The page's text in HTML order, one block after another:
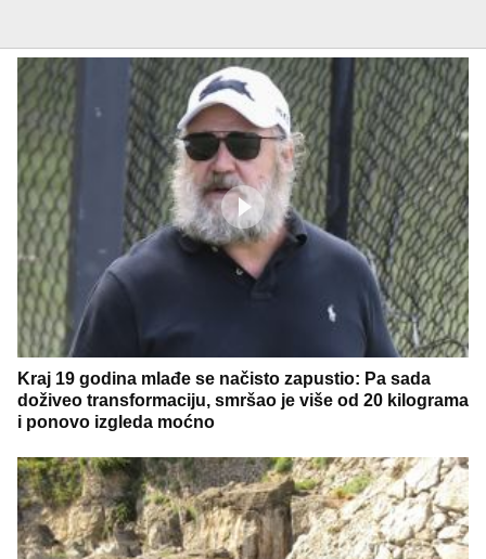
Kraj 19 godina mlađe se načisto zapustio: Pa sada
doživeo transformaciju, smršao je više od 20 kilograma
i ponovo izgleda moćno